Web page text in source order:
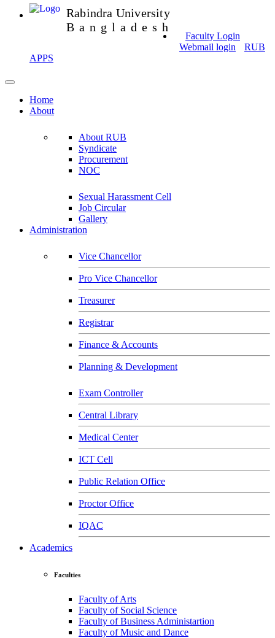
Rabindra University
Bangladesh
Faculty Login
Webmail login
RUB
APPS
Home
About
About RUB
Syndicate
Procurement
NOC
Sexual Harassment Cell
Job Circular
Gallery
Administration
Vice Chancellor
Pro Vice Chancellor
Treasurer
Registrar
Finance & Accounts
Planning & Development
Exam Controller
Central Library
Medical Center
ICT Cell
Public Relation Office
Proctor Office
IQAC
Academics
Faculties
Faculty of Arts
Faculty of Social Science
Faculty of Business Administartion
Faculty of Music and Dance